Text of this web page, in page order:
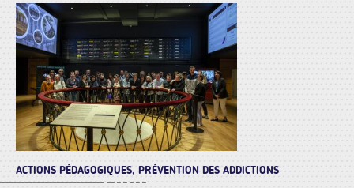
ACTIONS PÉDAGOGIQUES, PRÉVENTION DES ADDICTIONS